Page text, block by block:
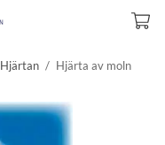
Hjärtan / Hjärta av moln